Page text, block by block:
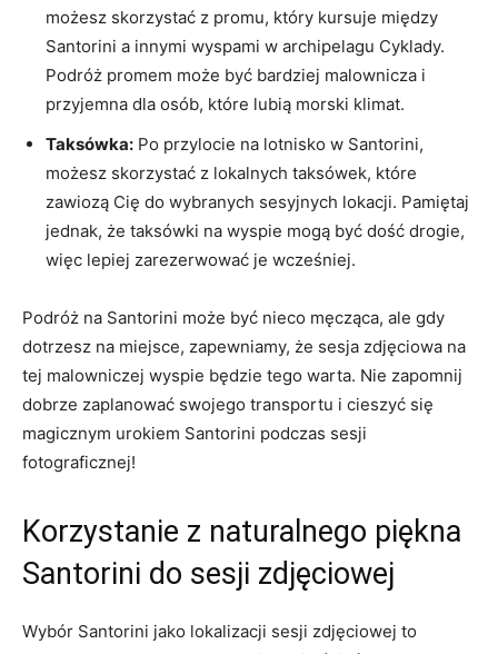
możesz skorzystać z promu, który kursuje między
Santorini a innymi wyspami w⁣ archipelagu Cyklady.
⁣Podróż promem ⁢może być bardziej malownicza​ i
‍przyjemna ​dla osób, które lubią morski klimat.
Taksówka: Po przylocie na ⁤lotnisko w Santorini,
możesz skorzystać z lokalnych taksówek, które
zawiozą Cię ‍do wybranych ‌sesyjnych lokacji. ⁢Pamiętaj⁢
jednak, że taksówki⁢ na ​wyspie mogą być dość drogie,
więc lepiej zarezerwować​ je wcześniej.
Podróż na Santorini może być nieco męcząca, ale gdy
dotrzesz na ⁢miejsce, zapewniamy, że sesja zdjęciowa na
tej malowniczej wyspie będzie tego warta. Nie zapomnij
dobrze zaplanować swojego transportu i cieszyć się
magicznym urokiem Santorini podczas sesji
fotograficznej!
Korzystanie ‍z naturalnego piękna
Santorini do sesji zdjęciowej
Wybór Santorini jako lokalizacji ⁣sesji zdjęciowej to